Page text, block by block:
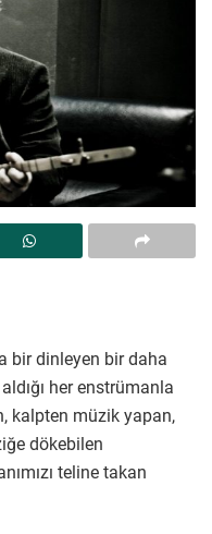
bir dinleyen bir daha
her enstrümanla
kalpten müzik yapan,
dökebilen
teline takan